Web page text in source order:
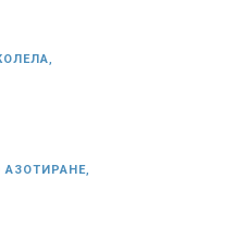
АЗОТИРАНЕ,